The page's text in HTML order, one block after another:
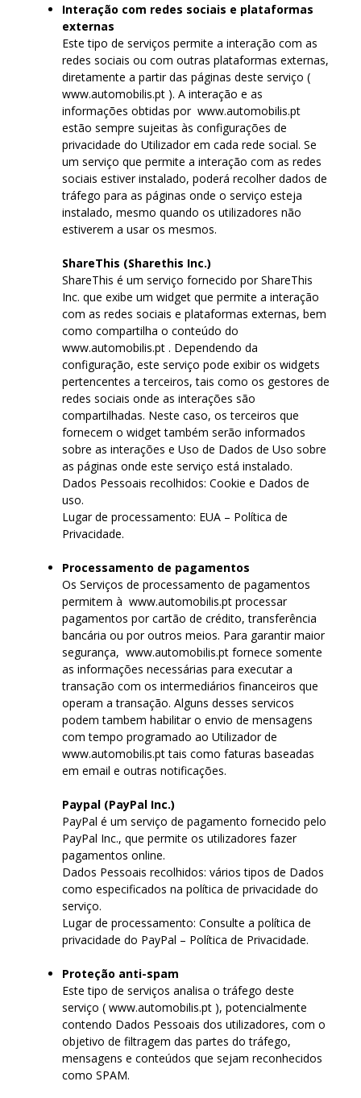
Interação com redes sociais e plataformas
externas
Este tipo de serviços permite a interação com as
redes sociais ou com outras plataformas externas,
diretamente a partir das páginas deste serviço (
www.automobilis.pt ). A interação e as
informações obtidas por www.automobilis.pt
estão sempre sujeitas às configurações de
privacidade do Utilizador em cada rede social. Se
um serviço que permite a interação com as redes
sociais estiver instalado, poderá recolher dados de
tráfego para as páginas onde o serviço esteja
instalado, mesmo quando os utilizadores não
estiverem a usar os mesmos.
ShareThis (Sharethis Inc.)
ShareThis é um serviço fornecido por ShareThis
Inc. que exibe um widget que permite a interação
com as redes sociais e plataformas externas, bem
como compartilha o conteúdo do
www.automobilis.pt . Dependendo da
configuração, este serviço pode exibir os widgets
pertencentes a terceiros, tais como os gestores de
redes sociais onde as interações são
compartilhadas. Neste caso, os terceiros que
fornecem o widget também serão informados
sobre as interações e Uso de Dados de Uso sobre
as páginas onde este serviço está instalado.
Dados Pessoais recolhidos: Cookie e Dados de
uso.
Lugar de processamento: EUA – Política de
Privacidade.
Processamento de pagamentos
Os Serviços de processamento de pagamentos
permitem à www.automobilis.pt processar
pagamentos por cartão de crédito, transferência
bancária ou por outros meios. Para garantir maior
segurança, www.automobilis.pt fornece somente
as informações necessárias para executar a
transação com os intermediários financeiros que
operam a transação. Alguns desses servicos
podem tambem habilitar o envio de mensagens
com tempo programado ao Utilizador de
www.automobilis.pt tais como faturas baseadas
em email e outras notificações.
Paypal (PayPal Inc.)
PayPal é um serviço de pagamento fornecido pelo
PayPal Inc., que permite os utilizadores fazer
pagamentos online.
Dados Pessoais recolhidos: vários tipos de Dados
como especificados na política de privacidade do
serviço.
Lugar de processamento: Consulte a política de
privacidade do PayPal – Política de Privacidade.
Proteção anti-spam
Este tipo de serviços analisa o tráfego deste
serviço ( www.automobilis.pt ), potencialmente
contendo Dados Pessoais dos utilizadores, com o
objetivo de filtragem das partes do tráfego,
mensagens e conteúdos que sejam reconhecidos
como SPAM.